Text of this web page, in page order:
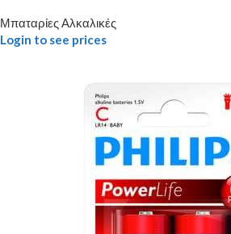
Μπαταρίες Αλκαλικές
Login to see prices